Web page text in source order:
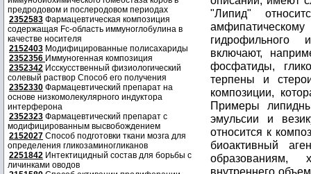
предродовом и послеродовом периодах
2352583 Фармацевтическая композиция
содержащая Fc-область иммуноглобулина в
качестве носителя
2152403 Модифицированные полисахариды
2352356 Иммуногенная композиция
2352342 Исскусственный физиологический
солевый раствор Способ его получения
2352330 Фармацевтический препарат на
основе низкомолекулярного индуктора
интерферона
2352323 Фармацевтический препарат с
модифицированным высвобождением
2152027 Способ подготовки ткани мозга для
определения гликозаминогликанов
2251842 Интектицидный состав для борьбы с
личинками оводов